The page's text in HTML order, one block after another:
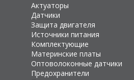
Актуаторы
Датчики
Защита двигателя
Источники питания
Комплектующие
Материнские платы
Оптоволоконные датчики
Предохранители